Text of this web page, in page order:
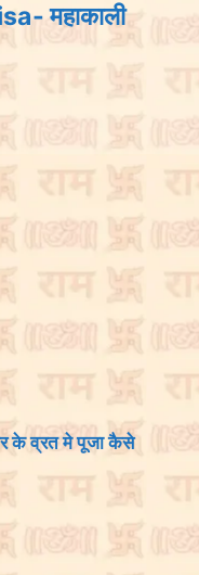
महाकाली
के व्रत मे पूजा कैसे